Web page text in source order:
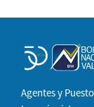
Agentes y